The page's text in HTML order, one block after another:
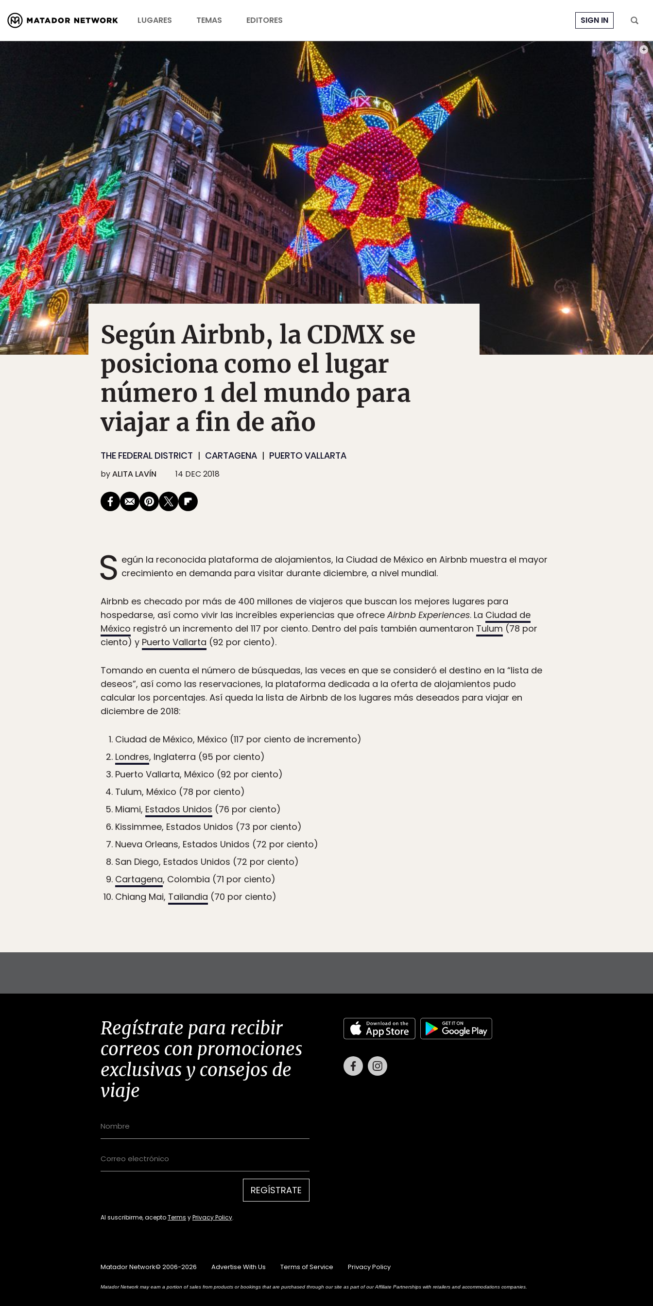
LUGARES TEMAS EDITORES SIGN IN
Según Airbnb, la CDMX se
posiciona como el lugar
número 1 del mundo para
viajar a fin de año
THE FEDERAL DISTRICT CARTAGENA PUERTO VALLARTA
byALITA LAVÍN 14 DEC 2018
S egún la reconocida plataforma de alojamientos, la Ciudad de México en Airbnb muestra el mayor
crecimiento en demanda para visitar durante diciembre, a nivel mundial.
Airbnb es checado por más de 400 millones de viajeros que buscan los mejores lugares para
hospedarse, así como vivir las increíbles experiencias que ofrece Airbnb Experiences. La Ciudad de
México registró un incremento del 117 por ciento. Dentro del país también aumentaron Tulum (78 por
ciento) y Puerto Vallarta (92 por ciento).
Tomando en cuenta el número de búsquedas, las veces en que se consideró el destino en la “lista de
deseos”, así como las reservaciones, la plataforma dedicada a la oferta de alojamientos pudo
calcular los porcentajes. Así queda la lista de Airbnb de los lugares más deseados para viajar en
diciembre de 2018:
Ciudad de México, México (117 por ciento de incremento)
Londres, Inglaterra (95 por ciento)
Puerto Vallarta, México (92 por ciento)
Tulum, México (78 por ciento)
Miami, Estados Unidos (76 por ciento)
Kissimmee, Estados Unidos (73 por ciento)
Nueva Orleans, Estados Unidos (72 por ciento)
San Diego, Estados Unidos (72 por ciento)
Cartagena, Colombia (71 por ciento)
Chiang Mai, Tailandia (70 por ciento)
Regístrate para recibir
correos con promociones
exclusivas y consejos de
viaje
REGÍSTRATE
Al suscribirme, aceptoTerms yPrivacy Policy.
Facebook
Matador Network© 2006-2026 Advertise With Us Terms of Service Privacy Policy
Matador Network may earn a portion of sales from products or bookings that are purchased through our site as part of our Affiliate Partnerships with retailers and accommodations companies.